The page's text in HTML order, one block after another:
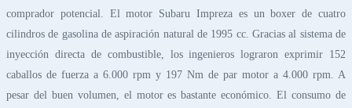
comprador potencial. El motor Subaru Impreza es un boxer de cuatro
cilindros de gasolina de aspiración natural de 1995 cc. Gracias al sistema de
inyección directa de combustible, los ingenieros lograron exprimir 152
caballos de fuerza a 6.000 rpm y 197 Nm de par motor a 4.000 rpm. A
pesar del buen volumen, el motor es bastante económico. El consumo de